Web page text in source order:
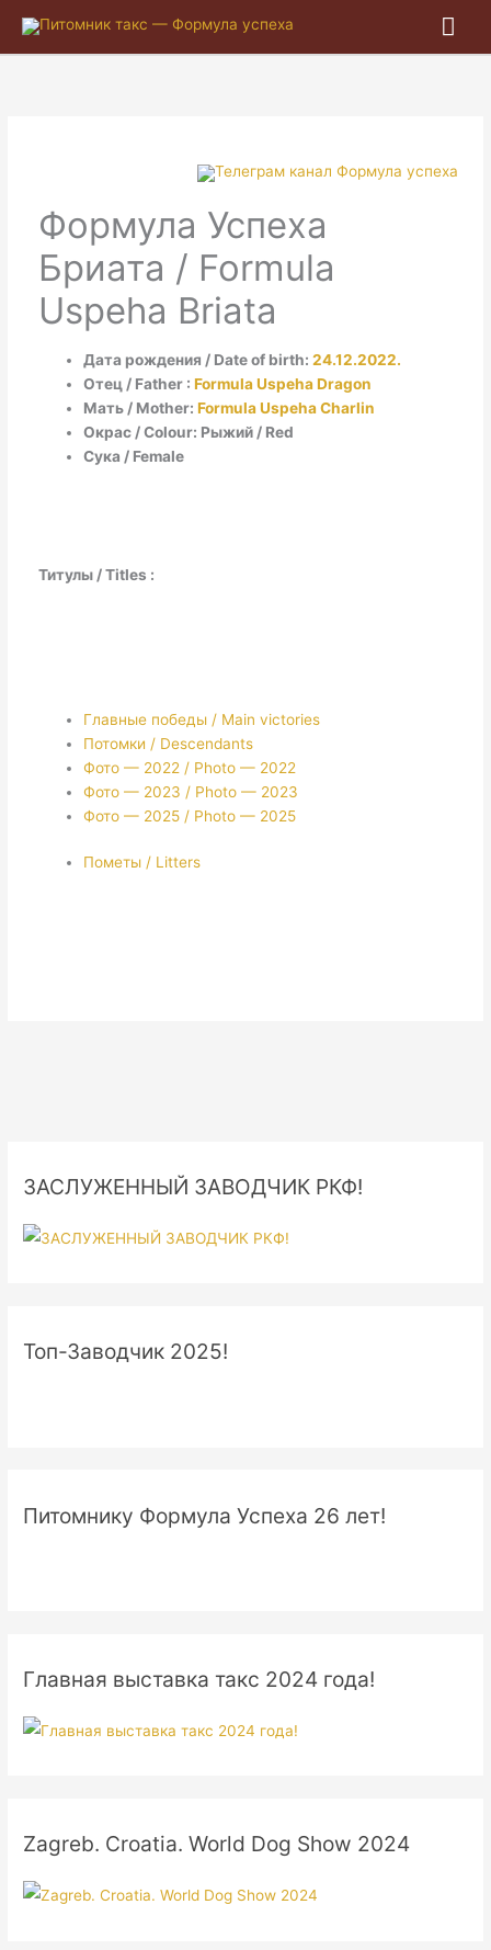
Формула Успеха
Бриата / Formula
Uspeha Briata
Дата рождения / Date of birth: 24.12.2022.
Отец / Father : Formula Uspeha Dragon
Мать / Mother: Formula Uspeha Charlin
Окрас / Colour: Рыжий / Red
Сука / Female
Титулы / Titles :
Главные победы / Main victories
Потомки / Descendants
Фото — 2022 / Photo — 2022
Фото — 2023 / Photo — 2023
Фото — 2025 / Photo — 2025
Пометы / Litters
ЗАСЛУЖЕННЫЙ ЗАВОДЧИК РКФ!
Топ-Заводчик 2025!
Питомнику Формула Успеха 26 лет!
Главная выставка такс 2024 года!
Zagreb. Croatia. World Dog Show 2024